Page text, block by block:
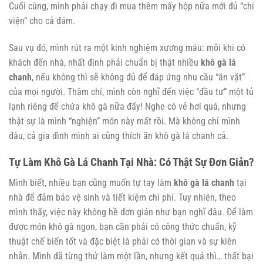
Cuối cùng, mình phải chạy đi mua thêm mấy hộp nữa mới đủ “chi
viện” cho cả đám.
Sau vụ đó, mình rút ra một kinh nghiệm xương máu: mỗi khi có
khách đến nhà, nhất định phải chuẩn bị thật nhiều khô gà lá
chanh, nếu không thì sẽ không đủ để đáp ứng nhu cầu “ăn vặt”
của mọi người. Thậm chí, mình còn nghĩ đến việc “đầu tư” một tủ
lạnh riêng để chứa khô gà nữa đấy! Nghe có vẻ hơi quá, nhưng
thật sự là mình “nghiện” món này mất rồi. Mà không chỉ mình
đâu, cả gia đình mình ai cũng thích ăn khô gà lá chanh cả.
Tự Làm Khô Gà Lá Chanh Tại Nhà: Có Thật Sự Đơn Giản?
Mình biết, nhiều bạn cũng muốn tự tay làm khô gà lá chanh tại
nhà để đảm bảo vệ sinh và tiết kiệm chi phí. Tuy nhiên, theo
mình thấy, việc này không hề đơn giản như bạn nghĩ đâu. Để làm
được món khô gà ngon, bạn cần phải có công thức chuẩn, kỹ
thuật chế biến tốt và đặc biệt là phải có thời gian và sự kiên
nhẫn. Mình đã từng thử làm một lần, nhưng kết quả thì… thất bại